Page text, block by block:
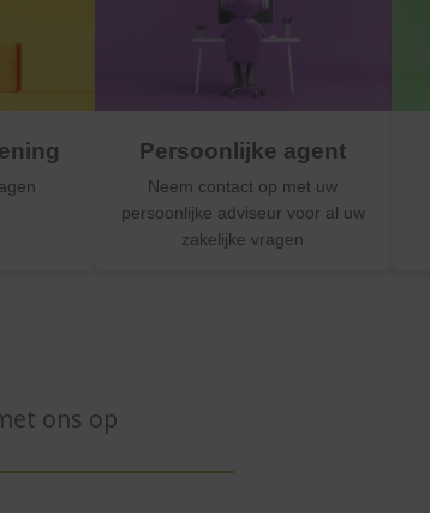
Persoonlijke agent
Neem contact op met uw
persoonlijke adviseur voor al uw
zakelijke vragen
ons op